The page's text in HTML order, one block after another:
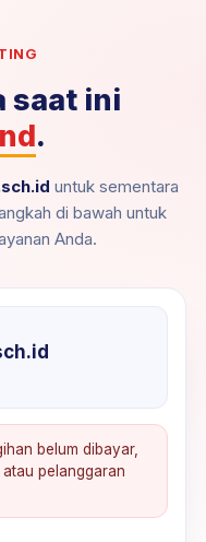
saat ini
.
untuk sementara
di bawah untuk
Anda.
belum dibayar,
pelanggaran